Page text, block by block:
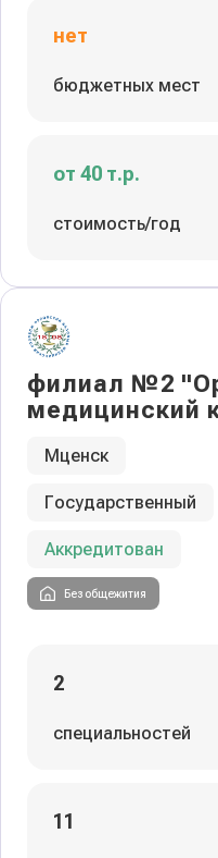
нет
бюджетных мест
от 40 т.р.
стоимость/год
филиал №2
медицинский
Мценск
Государственный
Аккредитован
Без общежития
2
специальностей
11